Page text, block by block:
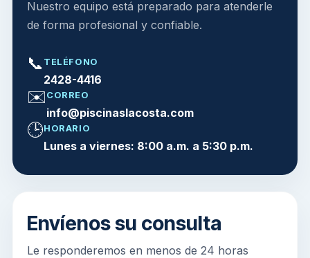
Nuestro equipo está preparado para atenderle
de forma profesional y confiable.
📞 TELÉFONO
2428-4416
✉️ CORREO
info@piscinaslacosta.com
🕒HORARIO
Lunes a viernes: 8:00 a.m. a 5:30 p.m.
Envíenos su consulta
Le responderemos en menos de 24 horas